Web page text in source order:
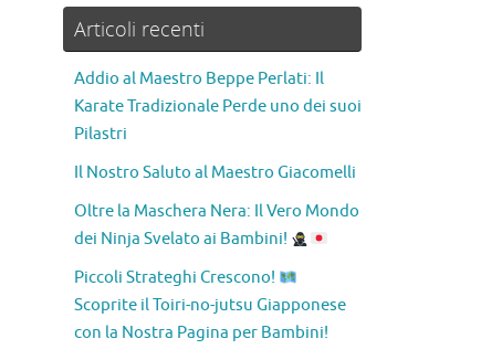
Articoli recenti
Addio al Maestro Beppe Perlati: Il
Karate Tradizionale Perde uno dei suoi
Pilastri
Il Nostro Saluto al Maestro Giacomelli
Oltre la Maschera Nera: Il Vero Mondo
dei Ninja Svelato ai Bambini!
Piccoli Strateghi Crescono!
Scoprite il Toiri-no-jutsu Giapponese
con la Nostra Pagina per Bambini!